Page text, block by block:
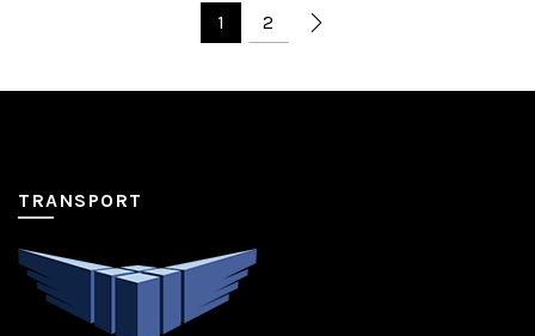
1 2
TRANSPORT